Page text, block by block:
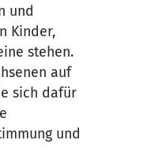
und
Kinder,
stehen.
auf
sich dafür
und